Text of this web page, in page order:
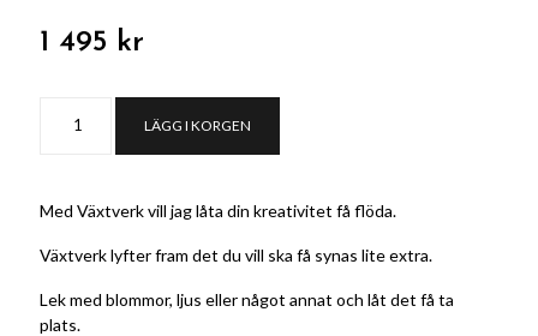
1 495 kr
LÄGG I KORGEN
Med Växtverk vill jag låta din kreativitet få flöda.
Växtverk lyfter fram det du vill ska få synas lite extra.
Lek med blommor, ljus eller något annat och låt det få ta
plats.